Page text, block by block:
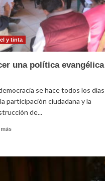
y tinta
una política evangélica
se hace todos los días
participación ciudadana y la
de...
Hacer